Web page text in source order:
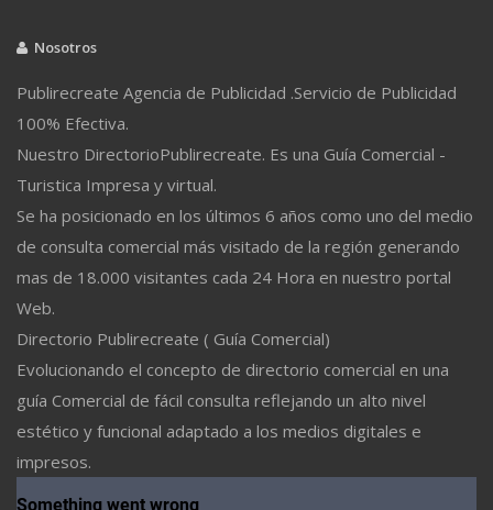
Nosotros
Publirecreate Agencia de Publicidad .Servicio de Publicidad
100% Efectiva.
Nuestro DirectorioPublirecreate. Es una Guía Comercial -
Turistica Impresa y virtual.
Se ha posicionado en los últimos 6 años como uno del medio
de consulta comercial más visitado de la región generando
mas de 18.000 visitantes cada 24 Hora en nuestro portal
Web.
Directorio Publirecreate ( Guía Comercial)
Evolucionando el concepto de directorio comercial en una
guía Comercial de fácil consulta reflejando un alto nivel
estético y funcional adaptado a los medios digitales e
impresos.